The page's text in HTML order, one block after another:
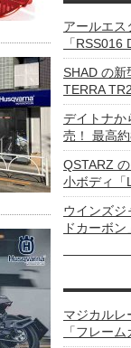
アールエス
「RSS016
SHAD の新
TERRA
デイトナか
売！ 最高
QSTARZ
小ボディ「
ウインズジ
ドカーボン
マジカルレ
「フレー